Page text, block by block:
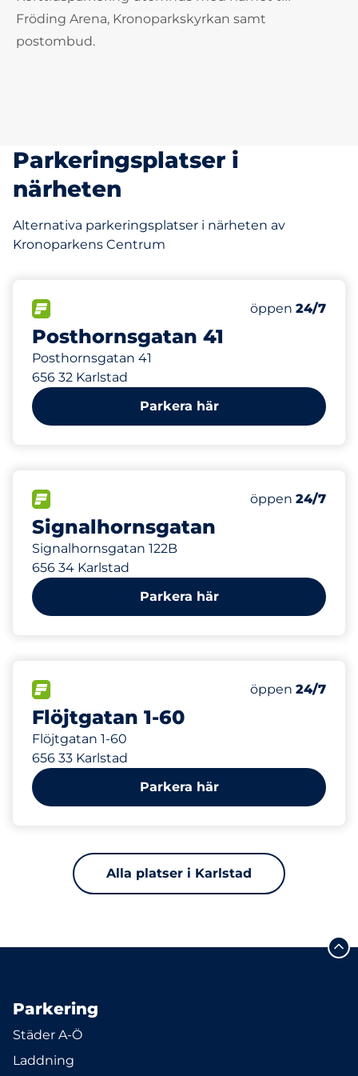
Fröding Arena, Kronoparkskyrkan samt
postombud.
Parkeringsplatser i
närheten
Alternativa parkeringsplatser i närheten av
Kronoparkens Centrum
Posthornsgatan 41
Posthornsgatan 41
656 32 Karlstad
Antal
Totalt antal
Torsdag&nbsp
öppen 24/7
145 m
Parkera här
Signalhornsgatan
Signalhornsgatan 122B
656 34 Karlstad
Antal
Totalt antal
Torsdag&nbsp
öppen 24/7
153 m
Parkera här
Flöjtgatan 1-60
Flöjtgatan 1-60
656 33 Karlstad
Antal
Totalt antal
Torsdag&nbsp
öppen 24/7
321 m
Parkera här
Alla platser i Karlstad
Parkering
Städer A-Ö
Laddning